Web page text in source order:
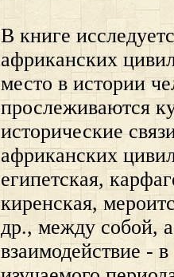
В книге
африканских
место в истории
прослеживаются
исторические
африканских
египетская,
киренская,
др., между собой,
взаимодействие -